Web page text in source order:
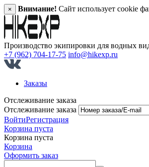
× Внимание! Сайт использует cookie
Производство экипировки для водных
+7 (962) 704-17-75 info@hikexp.ru
Заказы
Отслеживание заказа
Отслеживание заказа
ВойтиРегистрация
Корзина пуста
Корзина пуста
Корзина
Оформить заказ